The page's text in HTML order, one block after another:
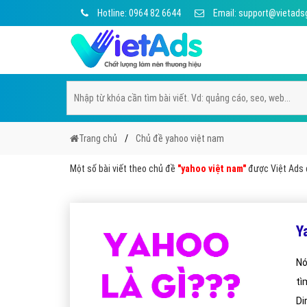
Hotline: 0964 82 6644 Email:
Trang chủ Chủ đề yahoo việt nam
Một số bài viết theo chủ đề "yahoo việt nam"được Việt Ads